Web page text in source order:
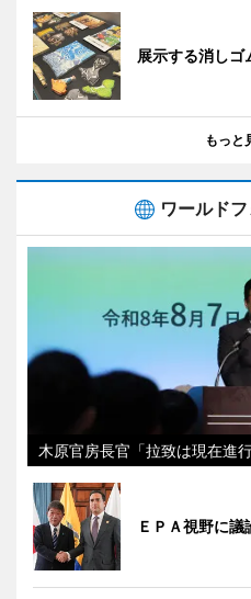
展示する消しゴ
もっと
ワールド
木原官房長官「拉致は現在進行
ＥＰＡ視野に議